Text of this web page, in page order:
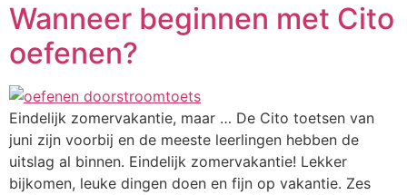
Wanneer beginnen met Cito
oefenen?
Eindelijk zomervakantie, maar … De Cito toetsen van
juni zijn voorbij en de meeste leerlingen hebben de
uitslag al binnen. Eindelijk zomervakantie! Lekker
bijkomen, leuke dingen doen en fijn op vakantie. Zes